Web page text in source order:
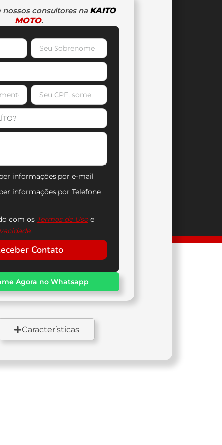
nossos consultores na KAITO
MOTO.
informações por e-mail
informações por Telefone
com os Termos de Usoe
.
Contato
Agora no Whatsapp
Características
Freios
A disco / 276 mm